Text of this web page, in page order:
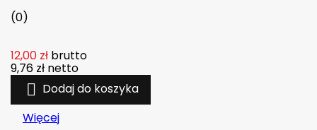
(0)
12,00 zł brutto
9,76 zł netto
 Dodaj do koszyka
Więcej